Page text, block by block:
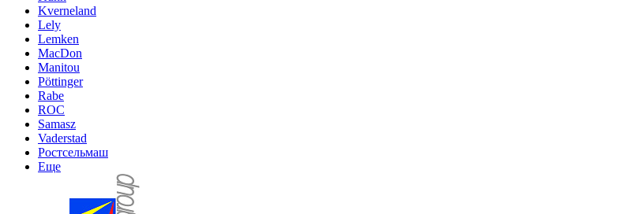
Kverneland
Lely
Lemken
MacDon
Manitou
Pöttinger
Rabe
ROC
Samasz
Vaderstad
Ростсельмаш
Еще